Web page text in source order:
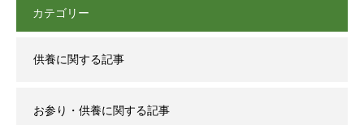
カテゴリー
供養に関する記事
お参り・供養に関する記事